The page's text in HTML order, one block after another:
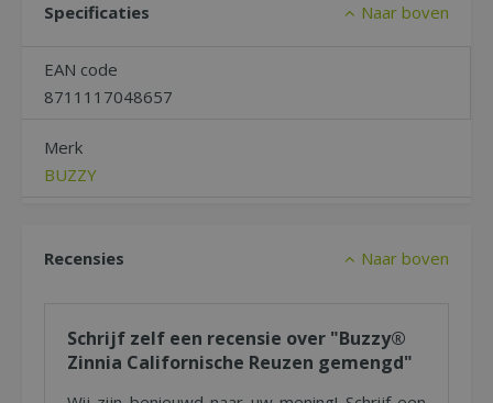
Specificaties Naar boven
EAN code
8711117048657
Merk
BUZZY
Recensies Naar boven
Schrijf zelf een recensie over "Buzzy®
Zinnia Californische Reuzen gemengd"